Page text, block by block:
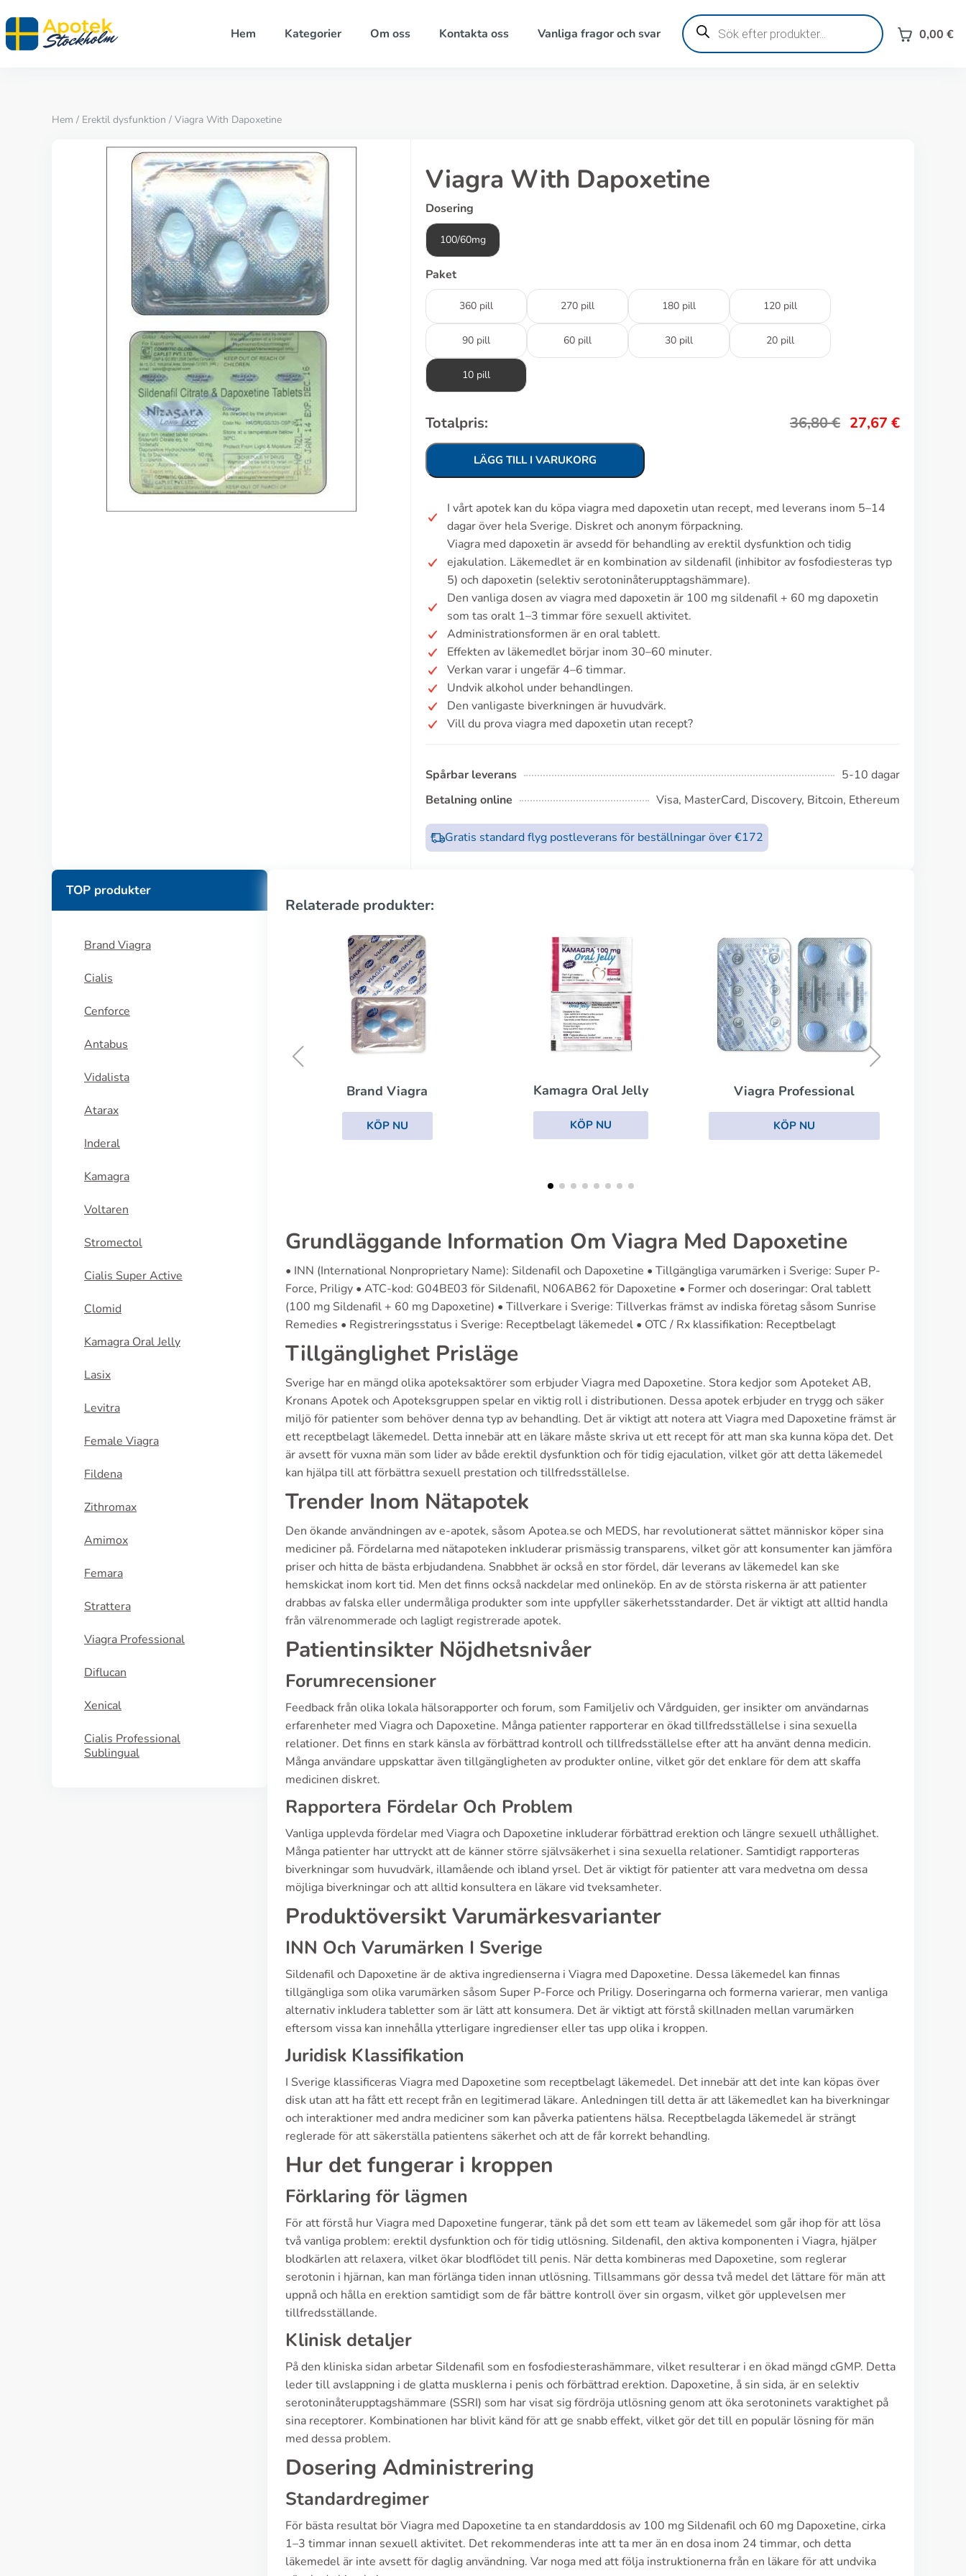
Hem Kategorier Om oss Kontakta oss Vanliga fragor och svar
Produktsökning
0,00 €
Hem / Erektil dysfunktion / Viagra With Dapoxetine
Viagra With Dapoxetine
Dosering
100/60mg
Paket
360 pill 270 pill 180 pill 120 pill
90 pill 60 pill 30 pill 20 pill
10 pill
Totalpris: 36,80€ 27,67 €
LÄGG TILL I VARUKORG
I vårt apotek kan du köpa viagra med dapoxetin utan recept, med leverans inom 5–14
dagar över hela Sverige. Diskret och anonym förpackning.
Viagra med dapoxetin är avsedd för behandling av erektil dysfunktion och tidig
ejakulation. Läkemedlet är en kombination av sildenafil (inhibitor av fosfodiesteras typ
5) och dapoxetin (selektiv serotoninåterupptagshämmare).
Den vanliga dosen av viagra med dapoxetin är 100 mg sildenafil + 60 mg dapoxetin
som tas oralt 1–3 timmar före sexuell aktivitet.
Administrationsformen är en oral tablett.
Effekten av läkemedlet börjar inom 30–60 minuter.
Verkan varar i ungefär 4–6 timmar.
Undvik alkohol under behandlingen.
Den vanligaste biverkningen är huvudvärk.
Vill du prova viagra med dapoxetin utan recept?
Spårbar leverans
5-10 dagar
Betalning online
Visa, MasterCard, Discovery, Bitcoin, Ethereum
Gratis standard flyg postleverans för beställningar över €172
TOP produkter
Brand Viagra
Cialis
Cenforce
Antabus
Vidalista
Atarax
Inderal
Kamagra
Voltaren
Stromectol
Cialis Super Active
Clomid
Kamagra Oral Jelly
Lasix
Levitra
Female Viagra
Fildena
Zithromax
Amimox
Femara
Strattera
Viagra Professional
Diflucan
Xenical
Cialis Professional
Sublingual
Relaterade produkter:
Kamagra Oral Jelly
KÖP NU
Viagra Professional
KÖP NU
Stendra
Grundläggande Information Om Viagra Med Dapoxetine
• INN (International Nonproprietary Name): Sildenafil och Dapoxetine • Tillgängliga varumärken i Sverige: Super P-
Force, Priligy • ATC-kod: G04BE03 för Sildenafil, N06AB62 för Dapoxetine • Former och doseringar: Oral tablett
(100 mg Sildenafil + 60 mg Dapoxetine) • Tillverkare i Sverige: Tillverkas främst av indiska företag såsom Sunrise
Remedies • Registreringsstatus i Sverige: Receptbelagt läkemedel • OTC / Rx klassifikation: Receptbelagt
Tillgänglighet Prisläge
Sverige har en mängd olika apoteksaktörer som erbjuder Viagra med Dapoxetine. Stora kedjor som Apoteket AB,
Kronans Apotek och Apoteksgruppen spelar en viktig roll i distributionen. Dessa apotek erbjuder en trygg och säker
miljö för patienter som behöver denna typ av behandling. Det är viktigt att notera att Viagra med Dapoxetine främst är
ett receptbelagt läkemedel. Detta innebär att en läkare måste skriva ut ett recept för att man ska kunna köpa det. Det
är avsett för vuxna män som lider av både erektil dysfunktion och för tidig ejaculation, vilket gör att detta läkemedel
kan hjälpa till att förbättra sexuell prestation och tillfredsställelse.
Trender Inom Nätapotek
Den ökande användningen av e-apotek, såsom Apotea.se och MEDS, har revolutionerat sättet människor köper sina
mediciner på. Fördelarna med nätapoteken inkluderar prismässig transparens, vilket gör att konsumenter kan jämföra
priser och hitta de bästa erbjudandena. Snabbhet är också en stor fördel, där leverans av läkemedel kan ske
hemskickat inom kort tid. Men det finns också nackdelar med onlineköp. En av de största riskerna är att patienter
drabbas av falska eller undermåliga produkter som inte uppfyller säkerhetsstandarder. Det är viktigt att alltid handla
från välrenommerade och lagligt registrerade apotek.
Patientinsikter Nöjdhetsnivåer
Forumrecensioner
Feedback från olika lokala hälsorapporter och forum, som Familjeliv och Vårdguiden, ger insikter om användarnas
erfarenheter med Viagra och Dapoxetine. Många patienter rapporterar en ökad tillfredsställelse i sina sexuella
relationer. Det finns en stark känsla av förbättrad kontroll och tillfredsställelse efter att ha använt denna medicin.
Många användare uppskattar även tillgängligheten av produkter online, vilket gör det enklare för dem att skaffa
medicinen diskret.
Rapportera Fördelar Och Problem
Vanliga upplevda fördelar med Viagra och Dapoxetine inkluderar förbättrad erektion och längre sexuell uthållighet.
Många patienter har uttryckt att de känner större självsäkerhet i sina sexuella relationer. Samtidigt rapporteras
biverkningar som huvudvärk, illamående och ibland yrsel. Det är viktigt för patienter att vara medvetna om dessa
möjliga biverkningar och att alltid konsultera en läkare vid tveksamheter.
Produktöversikt Varumärkesvarianter
INN Och Varumärken I Sverige
Sildenafil och Dapoxetine är de aktiva ingredienserna i Viagra med Dapoxetine. Dessa läkemedel kan finnas
tillgängliga som olika varumärken såsom Super P-Force och Priligy. Doseringarna och formerna varierar, men vanliga
alternativ inkludera tabletter som är lätt att konsumera. Det är viktigt att förstå skillnaden mellan varumärken
eftersom vissa kan innehålla ytterligare ingredienser eller tas upp olika i kroppen.
Juridisk Klassifikation
I Sverige klassificeras Viagra med Dapoxetine som receptbelagt läkemedel. Det innebär att det inte kan köpas över
disk utan att ha fått ett recept från en legitimerad läkare. Anledningen till detta är att läkemedlet kan ha biverkningar
och interaktioner med andra mediciner som kan påverka patientens hälsa. Receptbelagda läkemedel är strängt
reglerade för att säkerställa patientens säkerhet och att de får korrekt behandling.
Hur det fungerar i kroppen
Förklaring för lägmen
För att förstå hur Viagra med Dapoxetine fungerar, tänk på det som ett team av läkemedel som går ihop för att lösa
två vanliga problem: erektil dysfunktion och för tidig utlösning. Sildenafil, den aktiva komponenten i Viagra, hjälper
blodkärlen att relaxera, vilket ökar blodflödet till penis. När detta kombineras med Dapoxetine, som reglerar
serotonin i hjärnan, kan man förlänga tiden innan utlösning. Tillsammans gör dessa två medel det lättare för män att
uppnå och hålla en erektion samtidigt som de får bättre kontroll över sin orgasm, vilket gör upplevelsen mer
tillfredsställande.
Klinisk detaljer
På den kliniska sidan arbetar Sildenafil som en fosfodiesterashämmare, vilket resulterar i en ökad mängd cGMP. Detta
leder till avslappning i de glatta musklerna i penis och förbättrad erektion. Dapoxetine, å sin sida, är en selektiv
serotoninåterupptagshämmare (SSRI) som har visat sig fördröja utlösning genom att öka serotoninets varaktighet på
sina receptorer. Kombinationen har blivit känd för att ge snabb effekt, vilket gör det till en populär lösning för män
med dessa problem.
Dosering Administrering
Standardregimer
För bästa resultat bör Viagra med Dapoxetine ta en standarddosis av 100 mg Sildenafil och 60 mg Dapoxetine, cirka
1–3 timmar innan sexuell aktivitet. Det rekommenderas inte att ta mer än en dosa inom 24 timmar, och detta
läkemedel är inte avsett för daglig användning. Var noga med att följa instruktionerna från en läkare för att undvika